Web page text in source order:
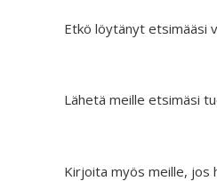
Etkö löytänyt etsimääsi
Lähetä meille etsimäsi
Kirjoita myös meille, jos